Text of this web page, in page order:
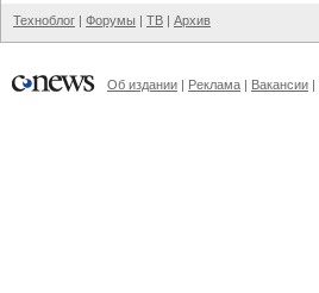
Техноблог | Форумы | ТВ | Архив
Об издании | Реклама | Вакансии |